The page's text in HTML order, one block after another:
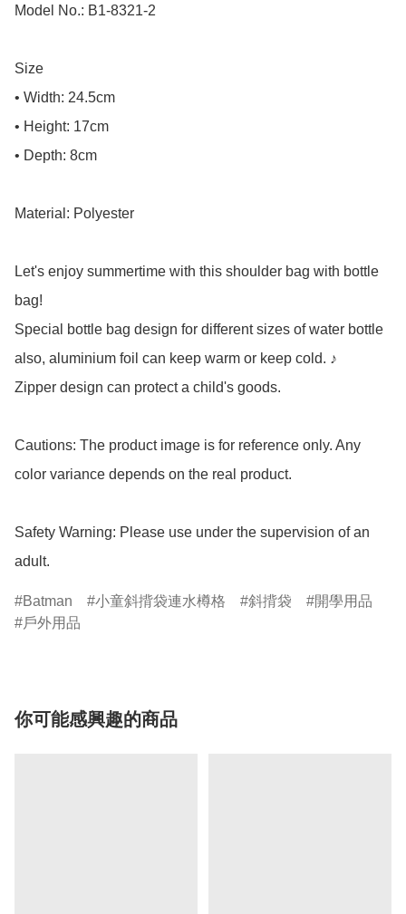
Model No.: B1-8321-2
Size
• Width: 24.5cm
• Height: 17cm
• Depth: 8cm
Material: Polyester
Let's enjoy summertime with this shoulder bag with bottle
bag!
Special bottle bag design for different sizes of water bottle
also, aluminium foil can keep warm or keep cold. ♪
Zipper design can protect a child's goods.
Cautions: The product image is for reference only. Any
color variance depends on the real product.
Safety Warning: Please use under the supervision of an
adult.
Batman 小童斜揹袋連水樽格 斜揹袋
開學用品
戶外用品
你可能感興趣的商品